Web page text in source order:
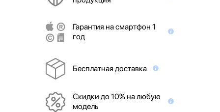
Гарантия на смартфон 1
год
Бесплатная доставка
Скидки до 10% на любую
модель